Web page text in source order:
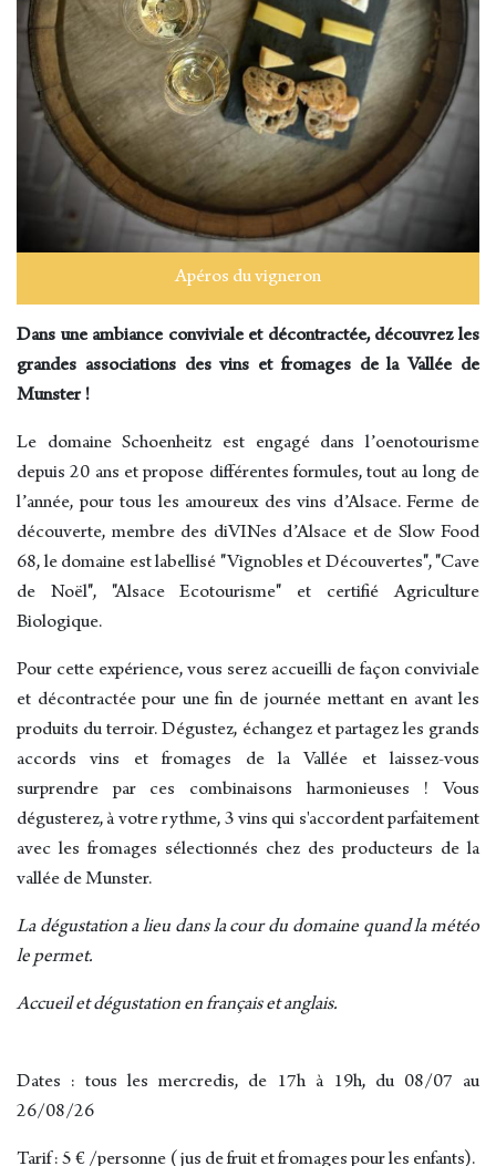
Apéros du vigneron
Dans une ambiance conviviale et décontractée, découvrez les
grandes associations des vins et fromages de la Vallée de
Munster !
Le domaine Schoenheitz est engagé dans l’oenotourisme
depuis 20 ans et propose différentes formules, tout au long de
l’année, pour tous les amoureux des vins d’Alsace. Ferme de
découverte, membre des diVINes d’Alsace et de Slow Food
68, le domaine est labellisé "Vignobles et Découvertes", "Cave
de Noël", "Alsace Ecotourisme" et certifié Agriculture
Biologique.
Pour cette expérience, vous serez accueilli de façon conviviale
et décontractée pour une fin de journée mettant en avant les
produits du terroir. Dégustez, échangez et partagez les grands
accords vins et fromages de la Vallée et laissez-vous
surprendre par ces combinaisons harmonieuses ! Vous
dégusterez, à votre rythme, 3 vins qui s'accordent parfaitement
avec les fromages sélectionnés chez des producteurs de la
vallée de Munster.
La dégustation a lieu dans la cour du domaine quand la météo
le permet.
Accueil et dégustation en français et anglais.
Dates : tous les mercredis, de 17h à 19h, du 08/07 au
26/08/26
Tarif : 5 € /personne (jus de fruit et fromages pour les enfants).